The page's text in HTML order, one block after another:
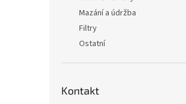
Mazání a údržba
Filtry
Ostatní
Kontakt